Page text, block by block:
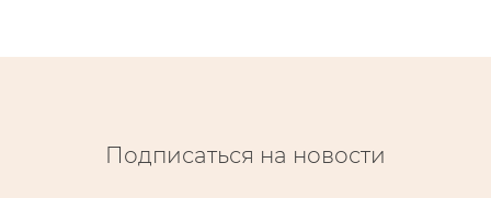
Подписаться на новости